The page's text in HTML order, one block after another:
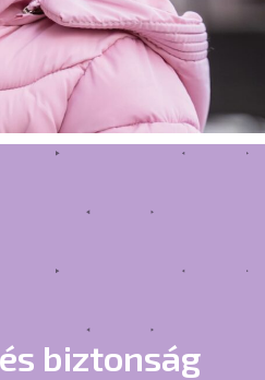
biztonság